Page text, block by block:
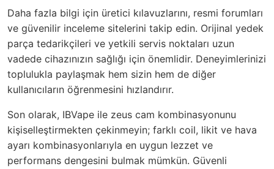
Daha fazla bilgi için üretici kılavuzlarını, resmi forumları
ve güvenilir inceleme sitelerini takip edin. Orijinal yedek
parça tedarikçileri ve yetkili servis noktaları uzun
vadede cihazınızın sağlığı için önemlidir. Deneyimlerinizi
toplulukla paylaşmak hem sizin hem de diğer
kullanıcıların öğrenmesini hızlandırır.
Son olarak, IBVape ile zeus cam kombinasyonunu
kişiselleştirmekten çekinmeyin; farklı coil, likit ve hava
ayarı kombinasyonlarıyla en uygun lezzet ve
performans dengesini bulmak mümkün. Güvenli